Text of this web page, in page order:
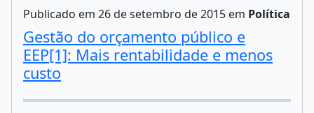
Publicado em 26 de setembro de 2015 em Política
Gestão do orçamento público e
EEP[1]: Mais rentabilidade e menos
custo